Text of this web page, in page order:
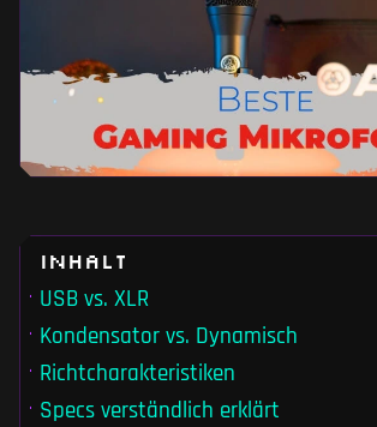
Inhalt
USB vs. XLR
Kondensator vs. Dynamisch
Richtcharakteristiken
Specs verständlich erklärt